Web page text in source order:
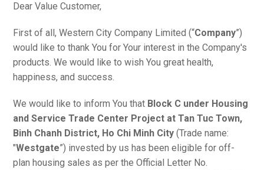
Dear Value Customer,
First of all, Western City Company Limited (“Company”)
would like to thank You for Your interest in the Company's
products. We would like to wish You great health,
happiness, and success.
We would like to inform You that Block C under Housing
and Service Trade Center Project at Tan Tuc Town,
Binh Chanh District, Ho Chi Minh City (Trade name:
"Westgate”) invested by us has been eligible for off-
plan housing sales as per the Official Letter No.